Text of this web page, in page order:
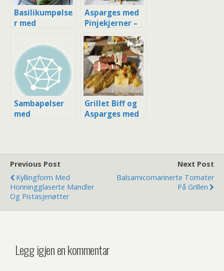
Basilikumpølse
r med
tilbehør
Asparges med
Pinjekjerner –
Enkelt tilbehør
Sambapølser
med
Grillet Biff og
Asparges med
Previous Post
Kyllingform Med
Honningglaserte Mandler
Og Pistasjenøtter
Next Post
Balsamicomarinerte Tomater
På Grillen
Legg igjen en kommentar